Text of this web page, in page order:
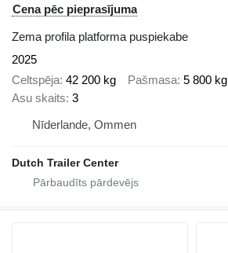
Cena pēc pieprasījuma
Zema profila platforma puspiekabe
2025
Celtspēja 42 200 kg Pašmasa 5 800 kg
Asu skaits 3
Nīderlande, Ommen
Dutch Trailer Center